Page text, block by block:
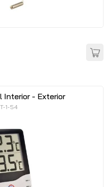
Interior - Exterior
1-54